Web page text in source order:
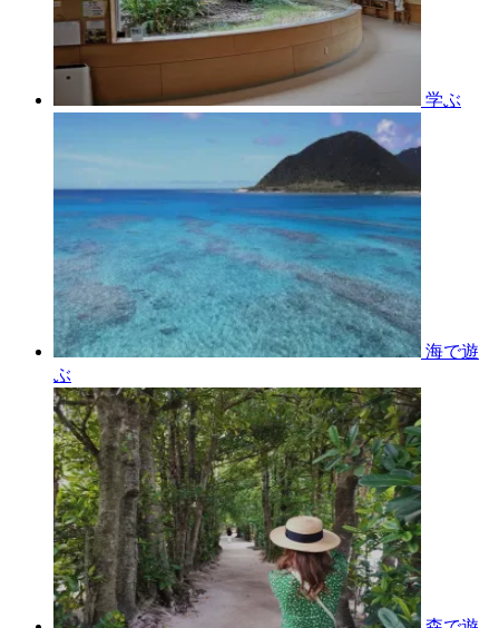
学ぶ
海で遊
ぶ